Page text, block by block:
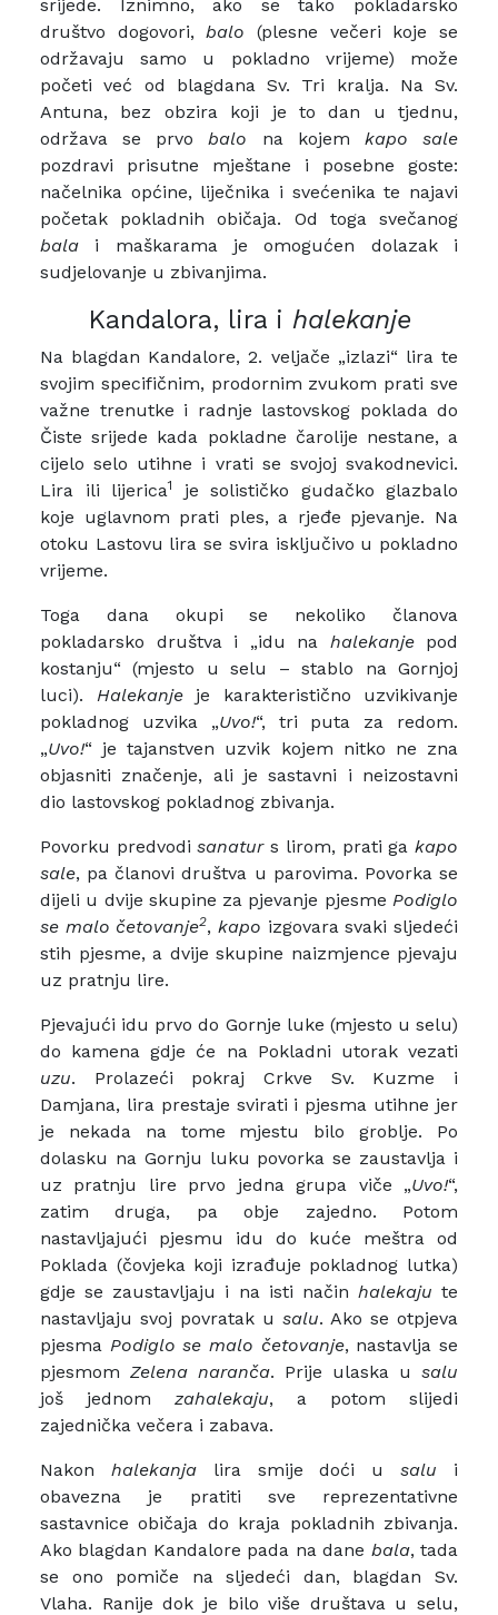
srijede. Iznimno, ako se tako pokladarsko
društvo dogovori,balo(plesne večeri koje se
održavaju samo u pokladno vrijeme) može
početi već od blagdana Sv. Tri kralja. Na Sv.
Antuna, bez obzira koji je to dan u tjednu,
održava se prvobalo na kojem kapo sale
pozdravi prisutne mještane i posebne goste:
načelnika općine, liječnika i svećenika te najavi
početak pokladnih običaja. Od toga svečanog
bala i maškarama je omogućen dolazak i
sudjelovanje u zbivanjima.
Kandalora, lira i halekanje
Na blagdan Kandalore, 2. veljače „izlazi“ lira te
svojim specifičnim, prodornim zvukom prati sve
važne trenutke i radnje lastovskog poklada do
Čiste srijede kada pokladne čarolije nestane, a
cijelo selo utihne i vrati se svojoj svakodnevici.
Lira ili lijerica1
je solističko gudačko glazbalo
koje uglavnom prati ples, a rjeđe pjevanje. Na
otoku Lastovu lira se svira isključivo u pokladno
vrijeme.
Toga dana okupi se nekoliko članova
pokladarsko društva i „idu na halekanjepod
kostanju“ (mjesto u selu – stablo na Gornjoj
luci). Halekanje je karakteristično uzvikivanje
pokladnog uzvika „Uvo!“, tri puta za redom.
„Uvo!“ je tajanstven uzvik kojem nitko ne zna
objasniti značenje, ali je sastavni i neizostavni
dio lastovskog pokladnog zbivanja.
Povorku predvodisanaturs lirom, prati gakapo
sale, pa članovi društva u parovima. Povorka se
dijeli u dvije skupine za pjevanje pjesme Podiglo
se malo četovanje2,kapo izgovara svaki sljedeći
stih pjesme, a dvije skupine naizmjence pjevaju
uz pratnju lire.
Pjevajući idu prvo do Gornje luke (mjesto u selu)
do kamena gdje će na Pokladni utorak vezati
uzu. Prolazeći pokraj Crkve Sv. Kuzme i
Damjana, lira prestaje svirati i pjesma utihne jer
je nekada na tome mjestu bilo groblje. Po
dolasku na Gornju luku povorka se zaustavlja i
uz pratnju lire prvo jedna grupa viče „Uvo!“,
zatim druga, pa obje zajedno. Potom
nastavljajući pjesmu idu do kuće meštra od
Poklada (čovjeka koji izrađuje pokladnog lutka)
gdje se zaustavljaju i na isti način halekaju te
nastavljaju svoj povratak u salu. Ako se otpjeva
pjesma Podiglo se malo četovanje, nastavlja se
pjesmom Zelena naranča. Prije ulaska u salu
još jednom zahalekaju, a potom slijedi
zajednička večera i zabava.
Nakon halekanjalira smije doći usalu i
obavezna je pratiti sve reprezentativne
sastavnice običaja do kraja pokladnih zbivanja.
Ako blagdan Kandalore pada na dane bala, tada
se ono pomiče na sljedeći dan, blagdan Sv.
Vlaha. Ranije dok je bilo više društava u selu,